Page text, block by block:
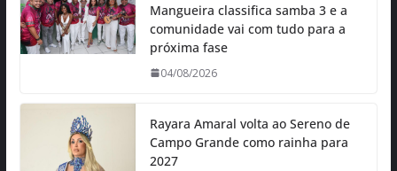
Mangueira classifica samba 3 e a
comunidade vai com tudo para a
próxima fase
04/08/2026
Rayara Amaral volta ao Sereno de
Campo Grande como rainha para
2027